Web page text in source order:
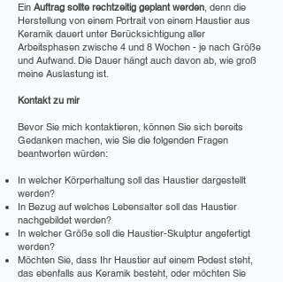
Ein Auftrag sollte rechtzeitig geplant werden, denn die
Herstellung von einem Portrait von einem Haustier aus
Keramik dauert unter Berücksichtigung aller
Arbeitsphasen zwische 4 und 8 Wochen - je nach Größe
und Aufwand. Die Dauer hängt auch davon ab, wie groß
meine Auslastung ist.
Kontakt zu mir
Bevor Sie mich kontaktieren, können Sie sich bereits
Gedanken machen, wie Sie die folgenden Fragen
beantworten würden:
In welcher Körperhaltung soll das Haustier dargestellt
werden?
In Bezug auf welches Lebensalter soll das Haustier
nachgebildet werden?
In welcher Größe soll die Haustier-Skulptur angefertigt
werden?
Möchten Sie, dass Ihr Haustier auf einem Podest steht,
das ebenfalls aus Keramik besteht, oder möchten Sie